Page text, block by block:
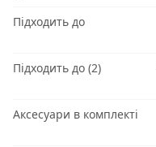
Підходить до
Підходить до (2)
Аксесуари в комплекті